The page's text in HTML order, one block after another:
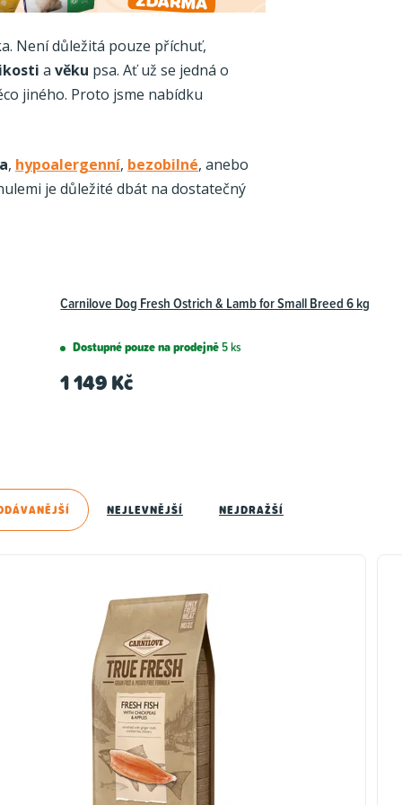
Není důležitá pouze příchuť,
a věku psa. Ať už se jedná o
jiného. Proto jsme nabídku
, hypoalergenní, bezobilné, anebo
je důležité dbát na dostatečný
Carnilove Dog Fresh Ostrich & Lamb for Small Breed 6 kg
Dostupné pouze na prodejně5 ks
1 149 Kč
NEJLEVNĚJŠÍ NEJDRAŽŠÍ